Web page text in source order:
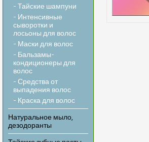
- Тайские шампуни
- Интенсивные
сыворотки и
лосьоны для волос
- Маски для волос
- Бальзамы-
кондиционеры для
волос
- Средства от
выпадения волос
- Краска для волос
Натуральное мыло,
дезодоранты